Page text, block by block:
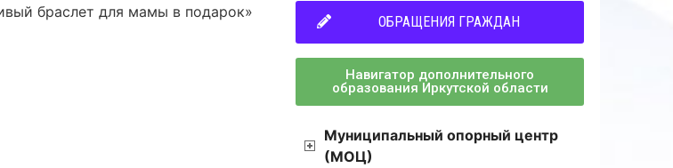
браслет для мамы в подарок»
ОБРАЩЕНИЯ ГРАЖДАН
Навигатор дополнительного
образования Иркутской области
Муниципальный опорный центр
(МОЦ)